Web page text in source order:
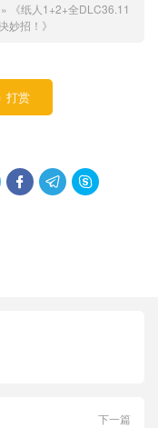
»
《纸人1+2+全DLC36.11
妙招！》
打赏
  
下一篇